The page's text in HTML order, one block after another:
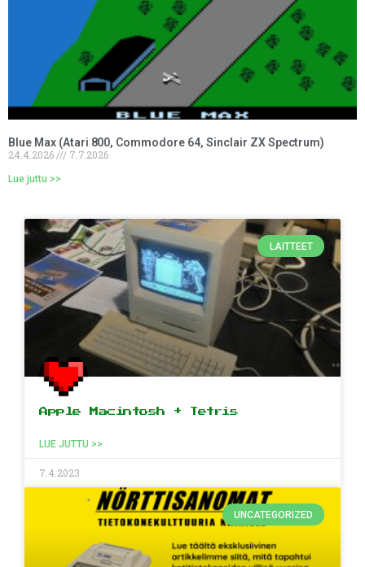
Blue Max (Atari 800, Commodore 64, Sinclair ZX Spectrum)
24.4.2026
7.7.2026
Lue juttu >>
LAITTEET
Apple Macintosh + Tetris
LUE JUTTU >>
7.4.2023
UNCATEGORIZED